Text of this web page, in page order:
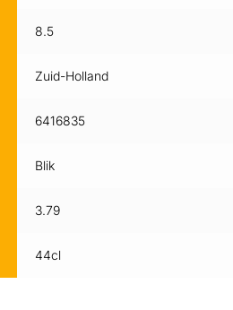
8.5
Zuid-Holland
6416835
Blik
3.79
44cl